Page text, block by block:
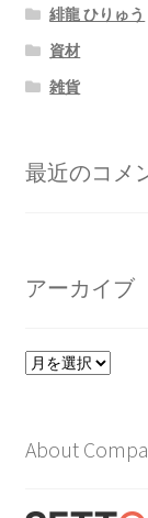
緋龍 ひりゅう
資材
雑貨
最近のコメ
アーカイブ
ア
ブ
About